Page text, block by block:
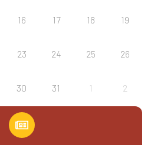
16 17 18 19
23 24 25 26
30 31 1 2